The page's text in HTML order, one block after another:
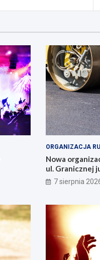
ORGANIZACJA
Nowa
ul. Granicznej
7 sierpnia